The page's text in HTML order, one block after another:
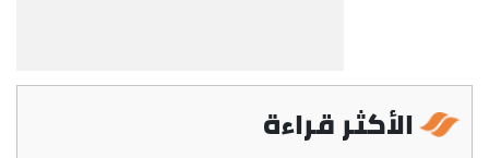
الأكثر قراءة